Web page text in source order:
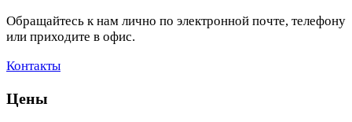
Обращайтесь к нам лично по электронной почте, телефону
или приходите в офис.
Контакты
Цены